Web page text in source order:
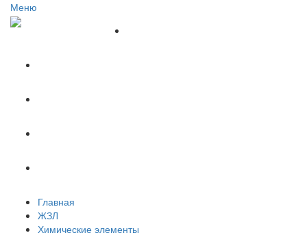
Меню
Главная
ЖЗЛ
Химические элементы